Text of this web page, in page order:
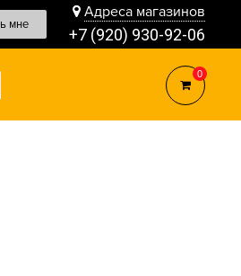
мне
Адреса магазинов
+7 (920) 930-92-06
0